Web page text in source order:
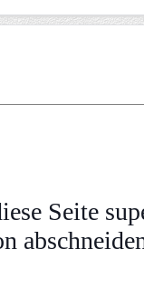
Seite